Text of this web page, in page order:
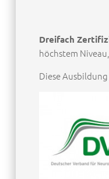
Dreifach
höchstem
Diese